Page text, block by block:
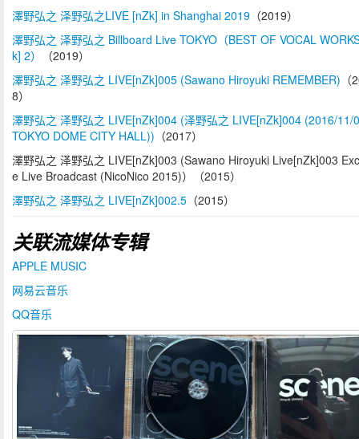
澤野弘之 泽野弘之LIVE [nZk] in Shanghai 2019 （2019）
澤野弘之 泽野弘之 Billboard Live TOKYO（BEST OF VOCAL
k] 2）
（2019）
澤野弘之 泽野弘之 LIVE[nZk]005 (Sawano Hiroyuki REMEMBER)
8）
澤野弘之 泽野弘之 LIVE[nZk]004 (泽野弘之 LIVE[nZk]004 (2016/11/
TOKYO DOME CITY HALL)) （2017）
澤野弘之 泽野弘之 LIVE[nZk]003 (Sawano Hiroyuki Live[nZk]003
e Live Broadcast (NicoNico 2015)）（2015）
澤野弘之 泽野弘之 LIVE[nZk]002.5 （2015）
关联流媒体专辑
APPLE MUSIC
网易云音乐
QQ音乐